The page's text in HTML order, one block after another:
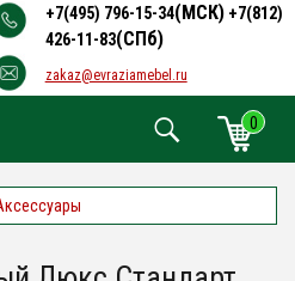
+7(495) 796-15-34(МСК) +7(812)
426-11-83(СПб)
zakaz@evraziamebel.ru
0